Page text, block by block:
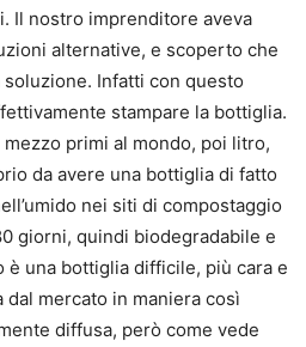
Il nostro imprenditore aveva
alternative, e scoperto che
Infatti con questo
stampare la bottiglia.
primi al mondo, poi litro,
da avere una bottiglia di fatto
nei siti di compostaggio
giorni, quindi biodegradabile e
è una bottiglia difficile, più cara e
mercato in maniera così
diffusa, però come vede